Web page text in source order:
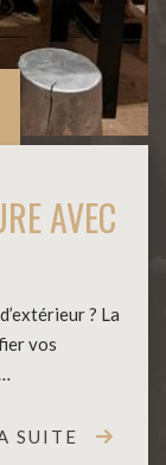
AVEC
? La
vos
SUITE